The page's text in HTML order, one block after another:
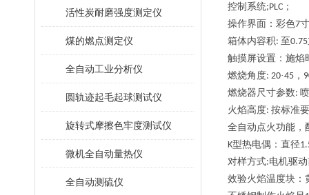
活性炭耐磨强度测定仪
煤的燃点测定仪
全自动工业分析仪
圆轨迹起毛起球测试仪
旋转式摩擦色牢度测试仪
微机全自动量热仪
全自动测硫仪
控制系统;PLC ；
操作界面：彩色7
箱体内容积: 至0.75
触摸屏设置： 施焰
燃烧角度: 20·45 ，
燃烧器尺寸参数:
火焰高度: 按标准
全自动点火功能，
K型热电偶：直径
对样方式:电机驱
效验火焰温度块：